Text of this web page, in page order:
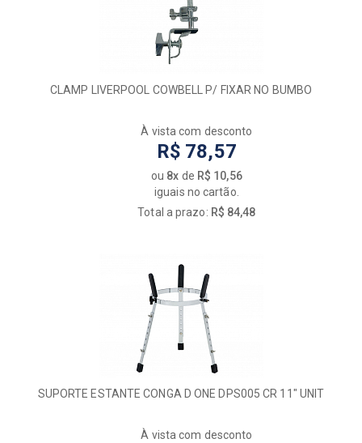
CLAMP LIVERPOOL COWBELL P/ FIXAR NO BUMBO
À vista com desconto
R$ 78,57
ou 8x de R$ 10,56
iguais no cartão.
Total a prazo: R$ 84,48
SUPORTE ESTANTE CONGA D ONE DPS005 CR 11" UNIT
À vista com desconto